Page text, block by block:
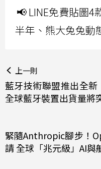
📢 LINE免費貼圖4
半年、熊大兔兔動
上一則
藍牙技術聯盟推出全
全球藍牙裝置出貨量將
緊隨Anthropic腳步！
請 全球「兆元級」AI